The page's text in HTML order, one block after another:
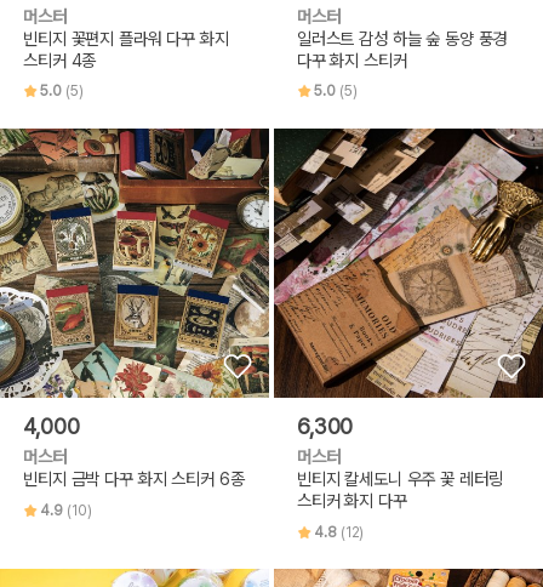
머스터
빈티지 꽃편지 플라워 다꾸 화지
스티커 4종
5.0 (5)
머스터
일러스트 감성 하늘 숲 동양 풍경
다꾸 화지 스티커
5.0 (5)
4,000
머스터
빈티지 금박 다꾸 화지 스티커 6종
4.9 (10)
6,300
머스터
빈티지 칼세도니 우주 꽃 레터링
스티커 화지 다꾸
4.8 (12)